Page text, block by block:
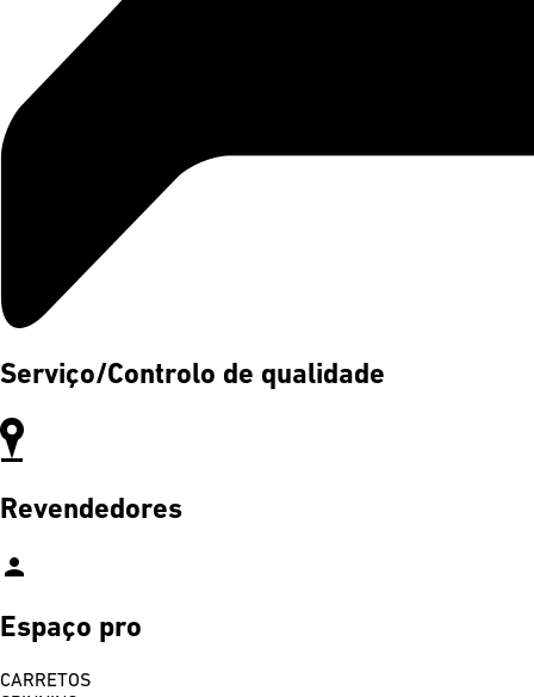
Serviço/Controlo de qualidade
Revendedores
person
Espaço pro
CARRETOS